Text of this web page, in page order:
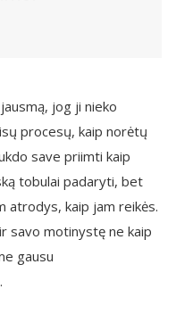
jog ji nieko
procesų, kaip norėtų
save priimti kaip
tobulai padaryti, bet
atrodys, kaip jam reikės.
savo motinystę ne kaip
gausu